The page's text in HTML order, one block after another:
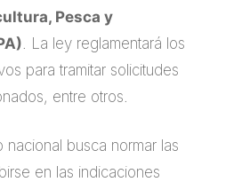
Pesca y
. La ley reglamentará los
para tramitar solicitudes
entre otros.
nacional busca normar las
en las indicaciones